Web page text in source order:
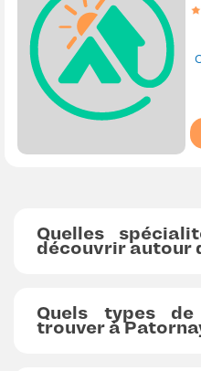
Quelles
découvrir autour
Quels types
trouver à